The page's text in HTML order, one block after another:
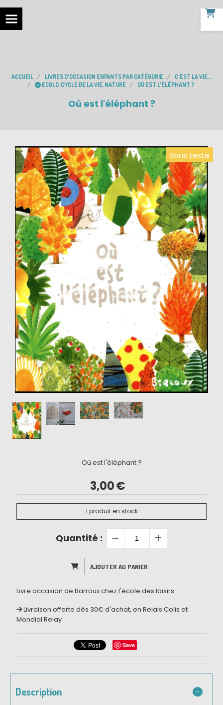
ACCUEIL LIVRES D'OCCASION ENFANTS PAR CATÉGORIE
C'EST LA VIE...
ECOLO, CYCLE DE LA VIE, NATURE
OÙ EST L'ÉLÉPHANT ?
Où est l'éléphant ?
Sans texte
Où est l'éléphant ?
3,00€
1 produit en stock
Quantité :
AJOUTER AU PANIER
Livre occasion de Barroux chez l'école des loisirs
Livraison offerte dès 30€ d'achat, en Relais Colis et
Mondial Relay
Save
Description